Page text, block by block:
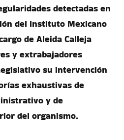
detectadas en
del Instituto Mexicano
de Aleida Calleja
y extrabajadores
su intervención
exhaustivas de
y de
del organismo.